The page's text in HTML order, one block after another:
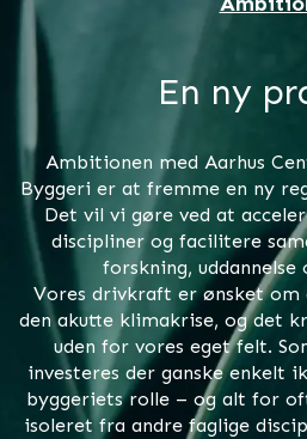
En ny
Ambitionen med Aarhus
Byggeri er at fremme en ny
Det vil vi gøre ved at
discipliner og facilitere
forskning, uddannelse
Vores drivkraft er ønsket
den akutte klimakrise, og det
uden for vores eget felt.
investeres der ganske enkelt
byggeriets rolle – og alt for
isoleret fra andre faglige